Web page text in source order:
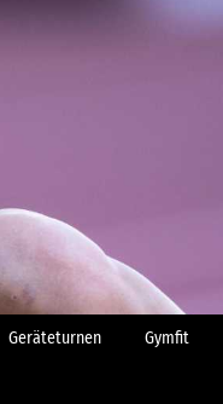
Geräteturnen Gymfit